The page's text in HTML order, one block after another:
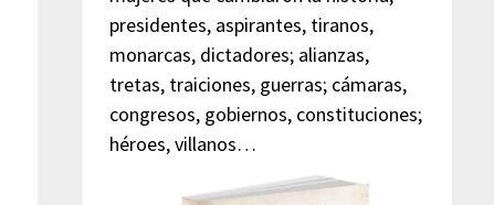
presidentes, aspirantes, tiranos,
monarcas, dictadores; alianzas,
tretas, traiciones, guerras; cámaras,
congresos, gobiernos, constituciones;
héroes, villanos…